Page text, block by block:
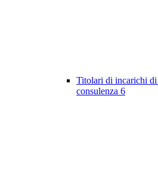
Titolari di incarichi
consulenza 6